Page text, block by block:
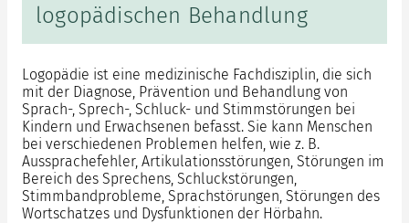
logopädischen Behandlung
Logopädie ist eine medizinische Fachdisziplin, die sich
mit der Diagnose, Prävention und Behandlung von
Sprach-, Sprech-, Schluck- und Stimmstörungen bei
Kindern und Erwachsenen befasst. Sie kann Menschen
bei verschiedenen Problemen helfen, wie z. B.
Aussprachefehler, Artikulationsstörungen, Störungen im
Bereich des Sprechens, Schluckstörungen,
Stimmbandprobleme, Sprachstörungen, Störungen des
Wortschatzes und Dysfunktionen der Hörbahn.